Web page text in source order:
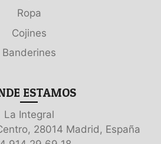
Ropa
Cojines
Banderines
ESTAMOS
La Integral
28014 Madrid, España